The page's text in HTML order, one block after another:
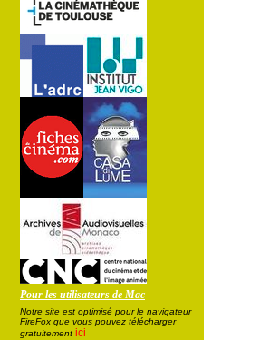
Pour les utilisateurs de Mac
Notre site est optimisé pour le navigateur
FireFox que vous pouvez télécharger
gratuitement ici